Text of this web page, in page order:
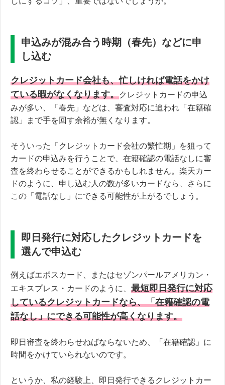
申込みが混み合う時期（春先）などに申
し込む
クレジットカード会社も、忙しければ電話をかけ
ている暇がなくなります。クレジットカードの申込
みが多い、「春先」などは、審査対応に追われ「在籍確
認」まで手を回す余裕が無くなります。
そういった「クレジットカード会社の繁忙期」を狙って
カードの申込みを行うことで、在籍確認の電話なしに審
査を終わらせることができるかもしれません。楽天カー
ドのように、申し込む人の数が多いカードなら、さらに
この「電話なし」にできる可能性が上がるでしょう。
即日発行に対応したクレジットカードを
選んで申込む
例えばエポスカード、またはセゾンパールアメリカン・
エキスプレス・カードのように、 最短即日発行に対応
しているクレジットカードなら、「在籍確認の電
話なし」にできる可能性が高くなります。
即日審査を終わらせねばならないため、「在籍確認」に
時間をかけていられないのです。
というか、私の経験上、即日発行できるクレジットカー